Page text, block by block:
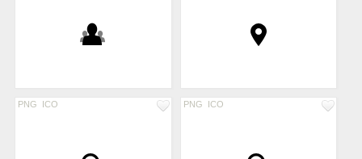
PNG ICO PNG ICO